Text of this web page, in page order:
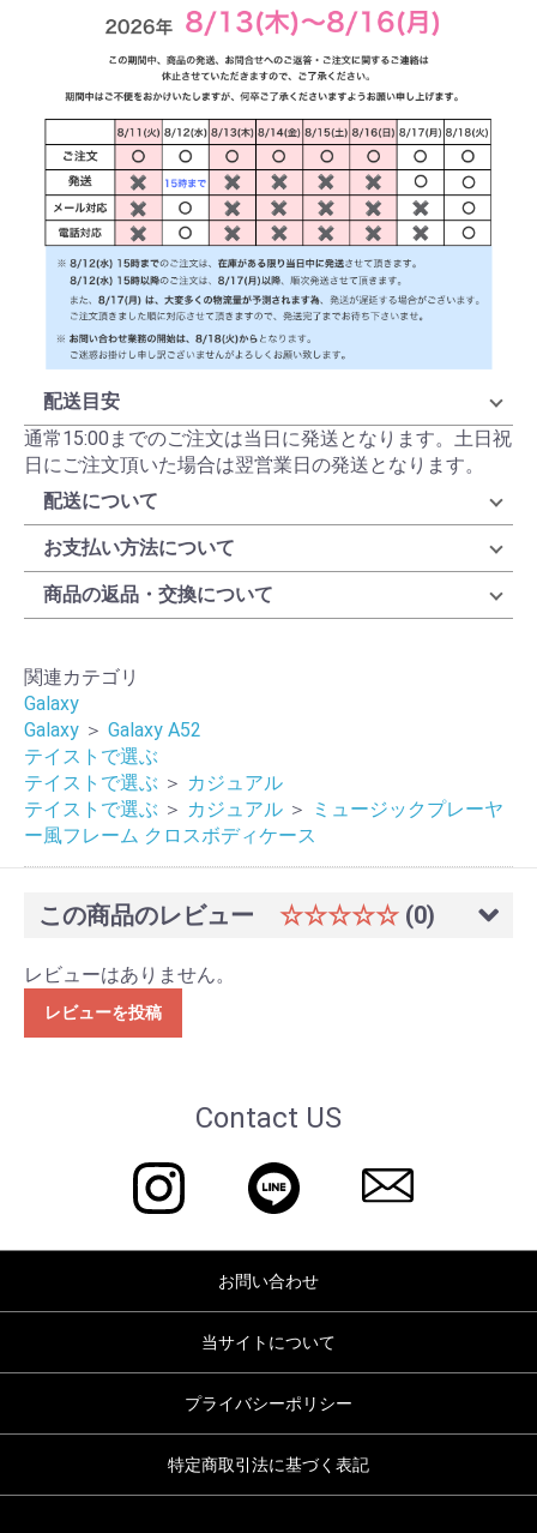
配送目安
通常15:00までのご注文は当日に発送となります。土日祝
日にご注文頂いた場合は翌営業日の発送となります。
配送について
お支払い方法について
商品の返品・交換について
関連カテゴリ
Galaxy
Galaxy ＞ Galaxy A52
テイストで選ぶ
テイストで選ぶ ＞ カジュアル
テイストで選ぶ ＞ カジュアル ＞
ミュージックプレーヤ
ー風フレーム クロスボディケース
この商品のレビュー ☆☆☆☆☆ (0)
レビューはありません。
レビューを投稿
Contact US
お問い合わせ
当サイトについて
プライバシーポリシー
特定商取引法に基づく表記